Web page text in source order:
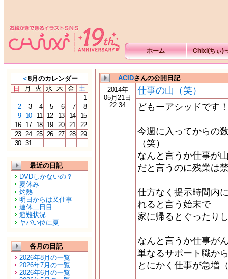
ホーム Chixi(ちぃ)
＜8月のカレンダー
日
月 火 水 木 金 土
1
2
3 4 5 6 7
8
9
10 11 12 13 14
15
16
17 18 19 20 21
22
23 24 25 26 27 28
29
30 31
最近の日記
DVDしかないの？
夏休み
灼熱
明日からは又仕事
連休二日目
避難状況
ヤバい位に夏
各月の日記
2026年8月の一覧
2026年7月の一覧
2026年6月の一覧
ACIDさんの公開日記
2014年
05月21日
22:34
仕事の山（笑）
どもーアシッドです
今週に入ってからの
（笑）
なんと言うか仕事が
だと言うのに残業は
仕方なく提示時間内
れると言う始末で
家に帰るとぐったり
なんと言うか仕事が
単なるサポート職か
とにかく仕事が急増